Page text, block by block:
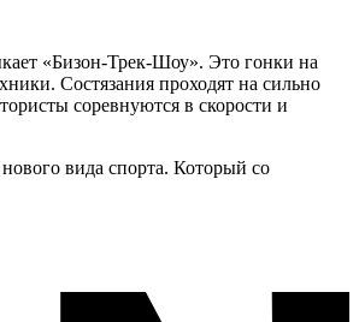
«Бизон-Трек-Шоу». Это гонки на
Состязания проходят на сильно
соревнуются в скорости и
вида спорта. Который со